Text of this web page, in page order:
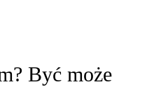
Być może